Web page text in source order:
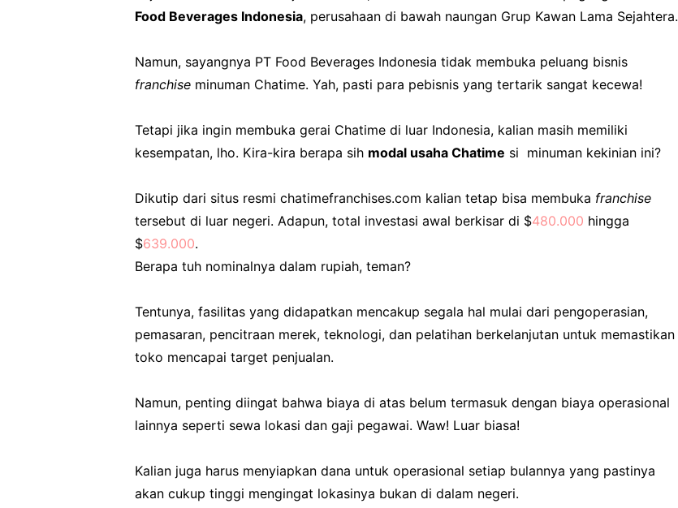
Food Beverages Indonesia, perusahaan di bawah naungan Grup Kawan Lama Sejahtera.
Namun, sayangnya PT Food Beverages Indonesia tidak membuka peluang bisnis
franchise minuman Chatime. Yah, pasti para pebisnis yang tertarik sangat kecewa!
Tetapi jika ingin membuka gerai Chatime di luar Indonesia, kalian masih memiliki
kesempatan, lho. Kira-kira berapa sih modal usaha Chatime si minuman kekinian ini?
Dikutip dari situs resmi chatimefranchises.com kalian tetap bisa membuka franchise
tersebut di luar negeri. Adapun, total investasi awal berkisar di $480.000 hingga
$639.000.
Berapa tuh nominalnya dalam rupiah, teman?
Tentunya, fasilitas yang didapatkan mencakup segala hal mulai dari pengoperasian,
pemasaran, pencitraan merek, teknologi, dan pelatihan berkelanjutan untuk memastikan
toko mencapai target penjualan.
Namun, penting diingat bahwa biaya di atas belum termasuk dengan biaya operasional
lainnya seperti sewa lokasi dan gaji pegawai. Waw! Luar biasa!
Kalian juga harus menyiapkan dana untuk operasional setiap bulannya yang pastinya
akan cukup tinggi mengingat lokasinya bukan di dalam negeri.